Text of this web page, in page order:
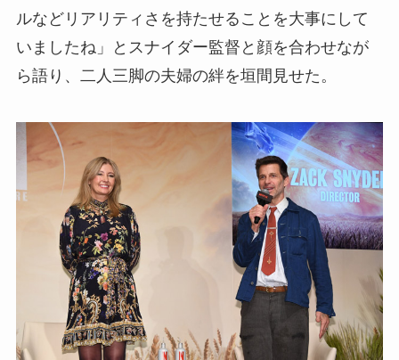
ルなどリアリティさを持たせることを大事にして
いましたね」とスナイダー監督と顔を合わせなが
ら語り、二人三脚の夫婦の絆を垣間見せた。